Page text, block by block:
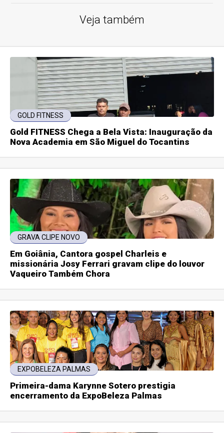
Veja também
GOLD FITNESS
Gold FITNESS Chega a Bela Vista: Inauguração da
Nova Academia em São Miguel do Tocantins
GRAVA CLIPE NOVO
Em Goiânia, Cantora gospel Charleis e
missionária Josy Ferrari gravam clipe do louvor
Vaqueiro Também Chora
EXPOBELEZA PALMAS
Primeira-dama Karynne Sotero prestigia
encerramento da ExpoBeleza Palmas